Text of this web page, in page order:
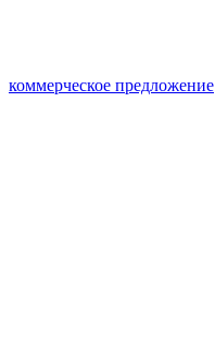
коммерческое предложение